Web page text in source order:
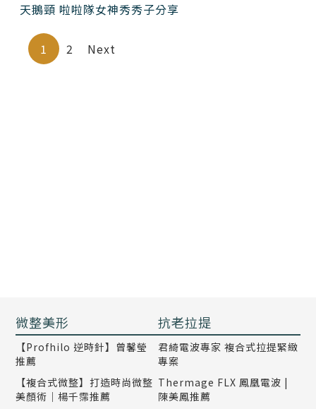
天鵝頸 啦啦隊女神秀秀子分享
1 2 Next
微整美形
【Profhilo 逆時針】曾馨瑩
推薦
【複合式微整】打造時尚微整
美顏術｜楊千霈推薦
抗老拉提
君綺電波專家 複合式拉提緊緻
專案
Thermage FLX 鳳凰電波 |
陳美鳳推薦